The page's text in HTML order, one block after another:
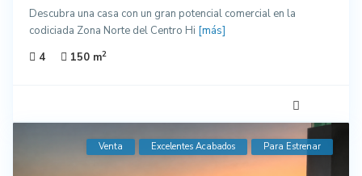
Descubra una casa con un gran potencial comercial en la
codiciada Zona Norte del Centro Hi [más]
4
150 m2
Venta Excelentes Acabados Para Estrenar